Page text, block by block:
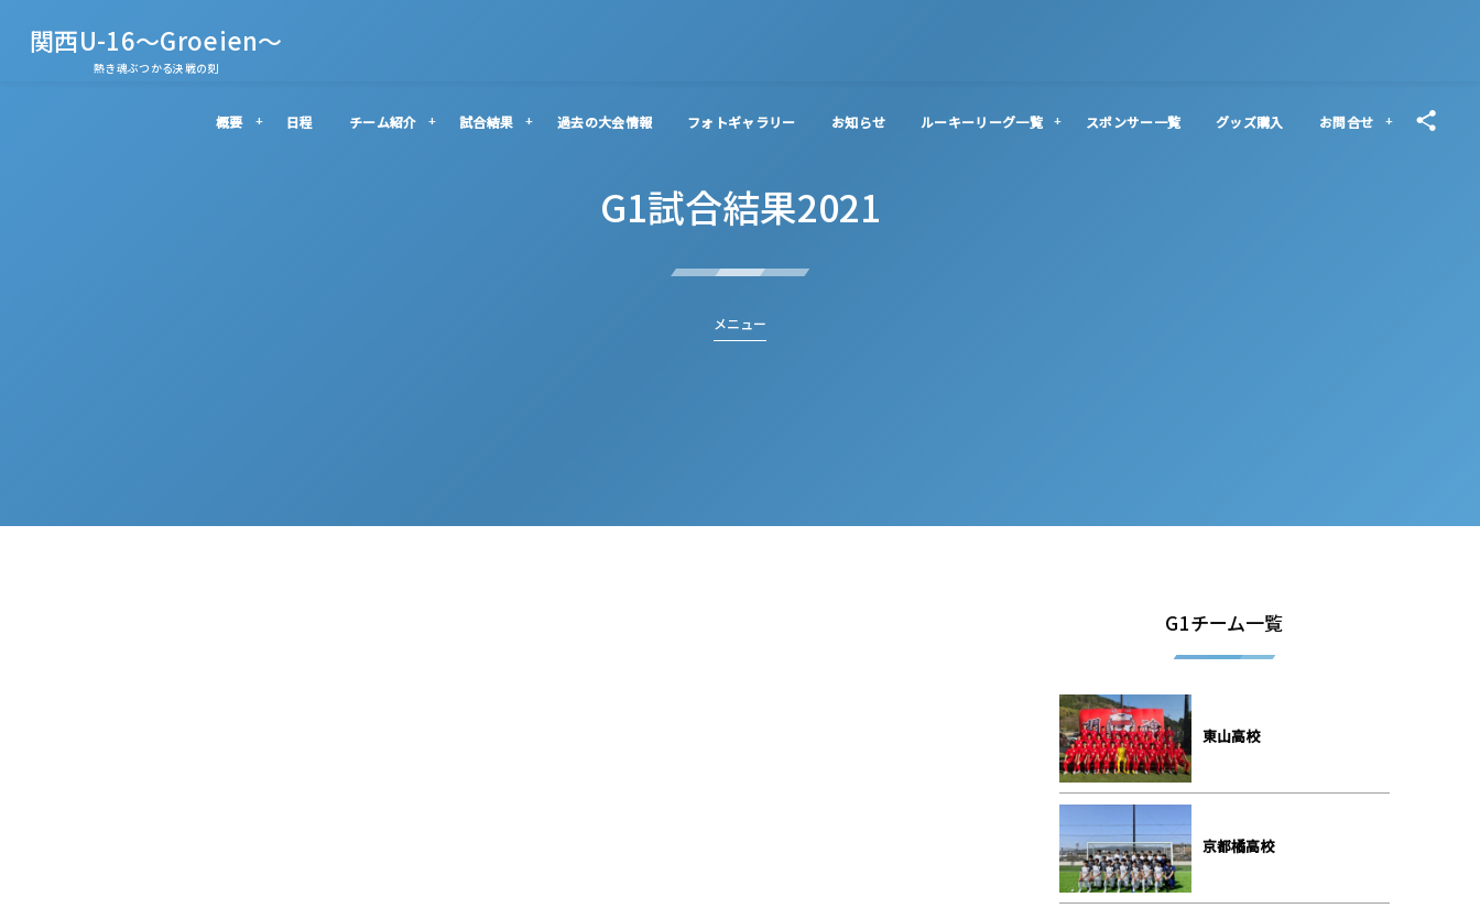
関西U-16～Groeien～
熱き魂ぶつかる決戦の刻
概要 日程 チーム紹介 試合結果 過去の大会情報 フォトギャラリー お知らせ ルーキーリーグ一覧 スポンサー一覧 グッズ購入 お問合せ
G1試合結果2021
メニュー
G1チーム一覧
東山高校
京都橘高校